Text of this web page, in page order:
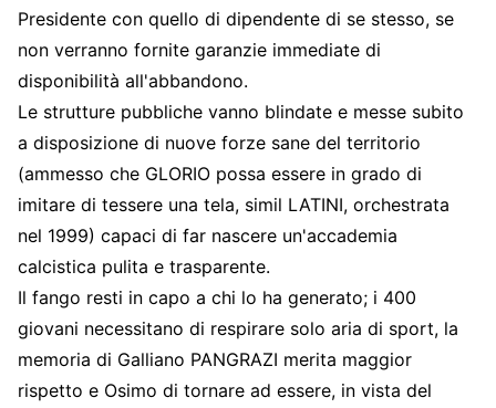
Presidente con quello di dipendente di se stesso, se
non verranno fornite garanzie immediate di
disponibilità all'abbandono.
Le strutture pubbliche vanno blindate e messe subito
a disposizione di nuove forze sane del territorio
(ammesso che GLORIO possa essere in grado di
imitare di tessere una tela, simil LATINI, orchestrata
nel 1999) capaci di far nascere un'accademia
calcistica pulita e trasparente.
Il fango resti in capo a chi lo ha generato; i 400
giovani necessitano di respirare solo aria di sport, la
memoria di Galliano PANGRAZI merita maggior
rispetto e Osimo di tornare ad essere, in vista del